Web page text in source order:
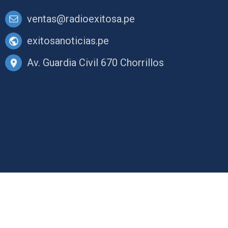
ventas@radioexitosa.pe
exitosanoticias.pe
Av. Guardia Civil 670 Chorrillos